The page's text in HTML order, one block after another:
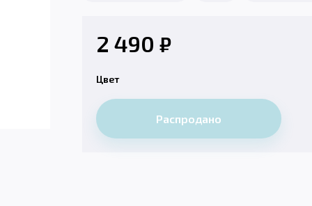
2 490 ₽
Цвет
Распродано